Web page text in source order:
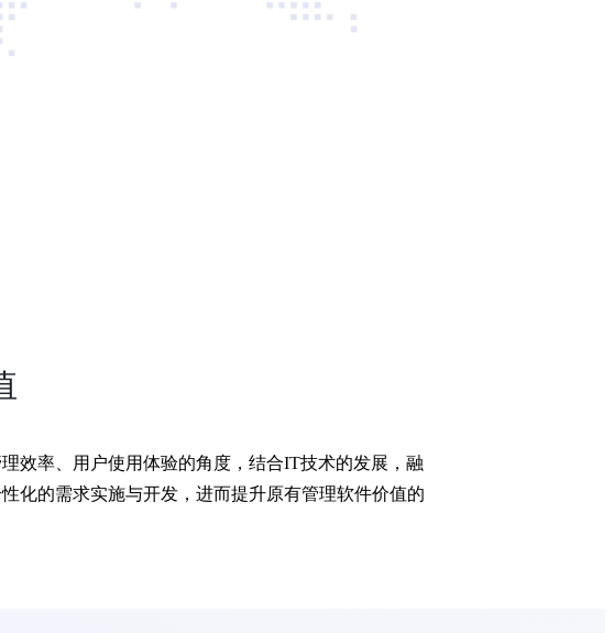
效率、用户使用体验的角度，结合IT技术的发展，融
化的需求实施与开发，进而提升原有管理软件价值的